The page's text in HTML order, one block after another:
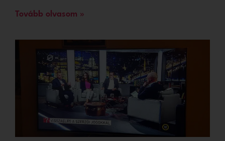
Tovább olvasom »